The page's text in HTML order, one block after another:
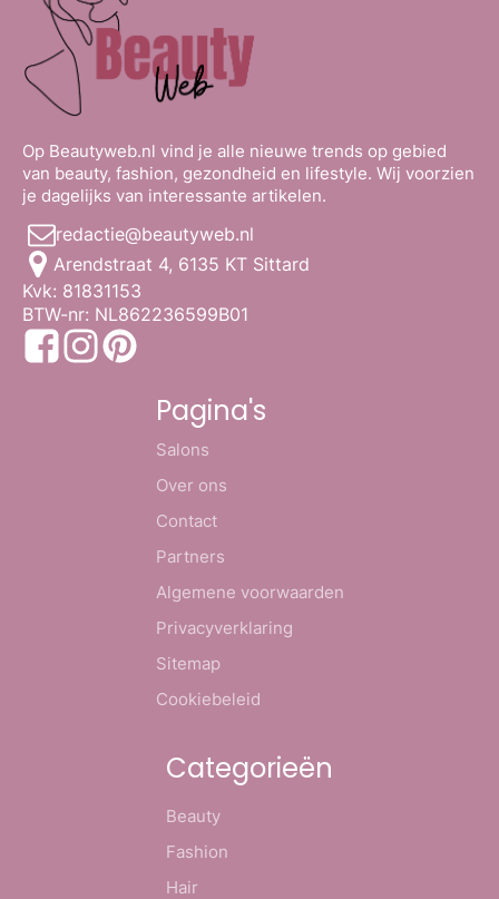
Op Beautyweb.nl vind je alle nieuwe trends op gebied
van beauty, fashion, gezondheid en lifestyle. Wij voorzien
je dagelijks van interessante artikelen.
redactie@beautyweb.nl
Arendstraat 4, 6135 KT Sittard
Kvk: 81831153
BTW-nr: NL862236599B01
Pagina's
Salons
Over ons
Contact
Partners
Algemene voorwaarden
Privacyverklaring
Sitemap
Cookiebeleid
Categorieën
Beauty
Fashion
Hair